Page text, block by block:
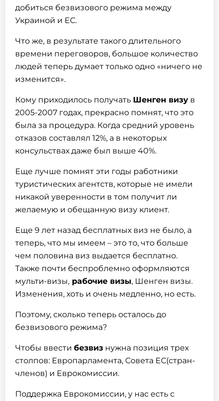
добиться безвизового режима между
Украиной и ЕС.
Что же, в результате такого длительного
времени переговоров, большое количество
людей теперь думает только одно «ничего не
изменится».
Кому приходилось получать Шенген визу в
2005-2007 годах, прекрасно помнят, что это
была за процедура. Когда средний уровень
отказов составлял 12%, а в некоторых
консульствах даже был выше 40%.
Еще лучше помнят эти годы работники
туристических агентств, которые не имели
никакой уверенности в том получит ли
желаемую и обещанную визу клиент.
Еще 9 лет назад бесплатных виз не было, а
теперь, что мы имеем – это то, что больше
чем половина виз выдается бесплатно.
Также почти беспроблемно оформляются
мульти-визы, рабочие визы, Шенген визы.
Изменения, хоть и очень медленно, но есть.
Поэтому, сколько теперь осталось до
безвизового режима?
Чтобы ввестибезвиз нужна позиция трех
столпов: Европарламента, Совета ЕС(стран-
членов) и Еврокомиссии.
Поддержка Еврокомиссии, у нас есть с